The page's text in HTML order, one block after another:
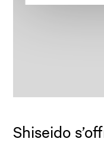
Shiseido